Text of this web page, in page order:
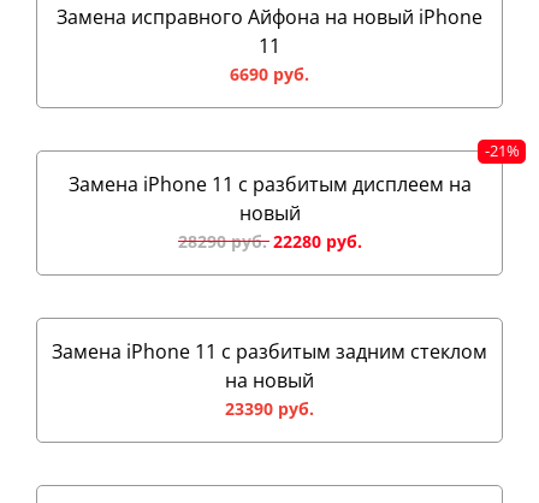
Замена исправного Айфона на новый iPhone
11
6690 руб.
Замена iPhone 11 с разбитым дисплеем на
новый
28290 руб.
Замена iPhone 11 с разбитым задним стеклом
на новый
23390 руб.